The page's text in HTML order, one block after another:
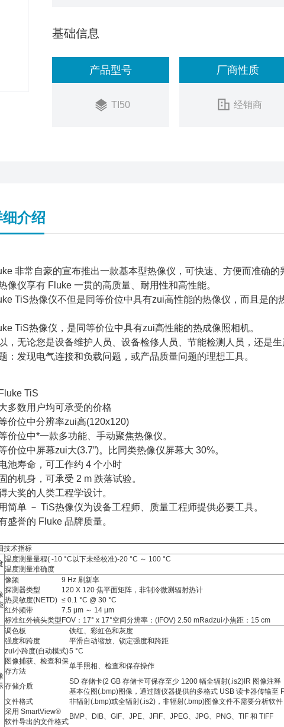
基础信息
产品型号
TI50
厂商性质
经销商
介绍
非常自豪的宣布推出一款基本型热像仪，可快速、方便而准确
像仪享有 Fluke 一贯的高质量、耐用性和高性能。
TiS热像仪不但是同等价位中具有zui高性能的热像仪，而且是的
TiS热像仪，是同等价位中具有zui高性能的热成像照相机。
，无论您是设备维护人员、设备检修人员、节能检测人员，还是
：发现电气连接和负载问题，或产品质量问题的理想工具。
多数用户均可承受的价格
价位中分辨率zui高(120x120)
价位中*一款多功能、手动聚焦热像仪。
价位中屏幕zui大(3.7”)。比同类热像仪屏幕大 30%。
池寿命，可工作约 4 个小时
的机身，可承受 2 m 跌落试验。
大奖的人类工程学设计。
简单 － TiS热像仪为设备工程师、质量工程师提供必要工具。
盛誉的 Fluke 品牌质量。
技术指标
温度测量量程( -10 °C以下未经校准)-20 °C ～ 100 °C
温度测量准确度
像频
9 Hz 刷新率
探测器类型
120 X 120 焦平面矩阵，非制冷微测辐射热计
热灵敏度(NETD) ≤ 0.1 °C @ 30 °C
红外频带
7.5 μm ～ 14 μm
标准红外镜头类型 FOV：17° x 17°空间分辨率：(IFOV) 2.50 mRadzui小焦距：15 cm
调色板
铁红、彩虹色和灰度
强度和跨度
平滑自动缩放、锁定强度和跨距
zui小跨度(自动模式)5 °C
图像捕获、检查和保
存方法
单手照相、检查和保存操作
存储介质
SD 存储卡(2 GB 存储卡可保存至少 1200 幅全辐射(.is2)IR 图像注释
基本位图(.bmp)图像，通过随仪器提供的多格式 USB 读卡器传输至
文件格式
非辐射(.bmp)或全辐射(.is2)，非辐射(.bmp)图像文件不需要分析软件
采用 SmartView®
软件导出的文件格式
BMP、DIB、GIF、JPE、JFIF、JPEG、JPG、PNG、TIF 和 TIFF